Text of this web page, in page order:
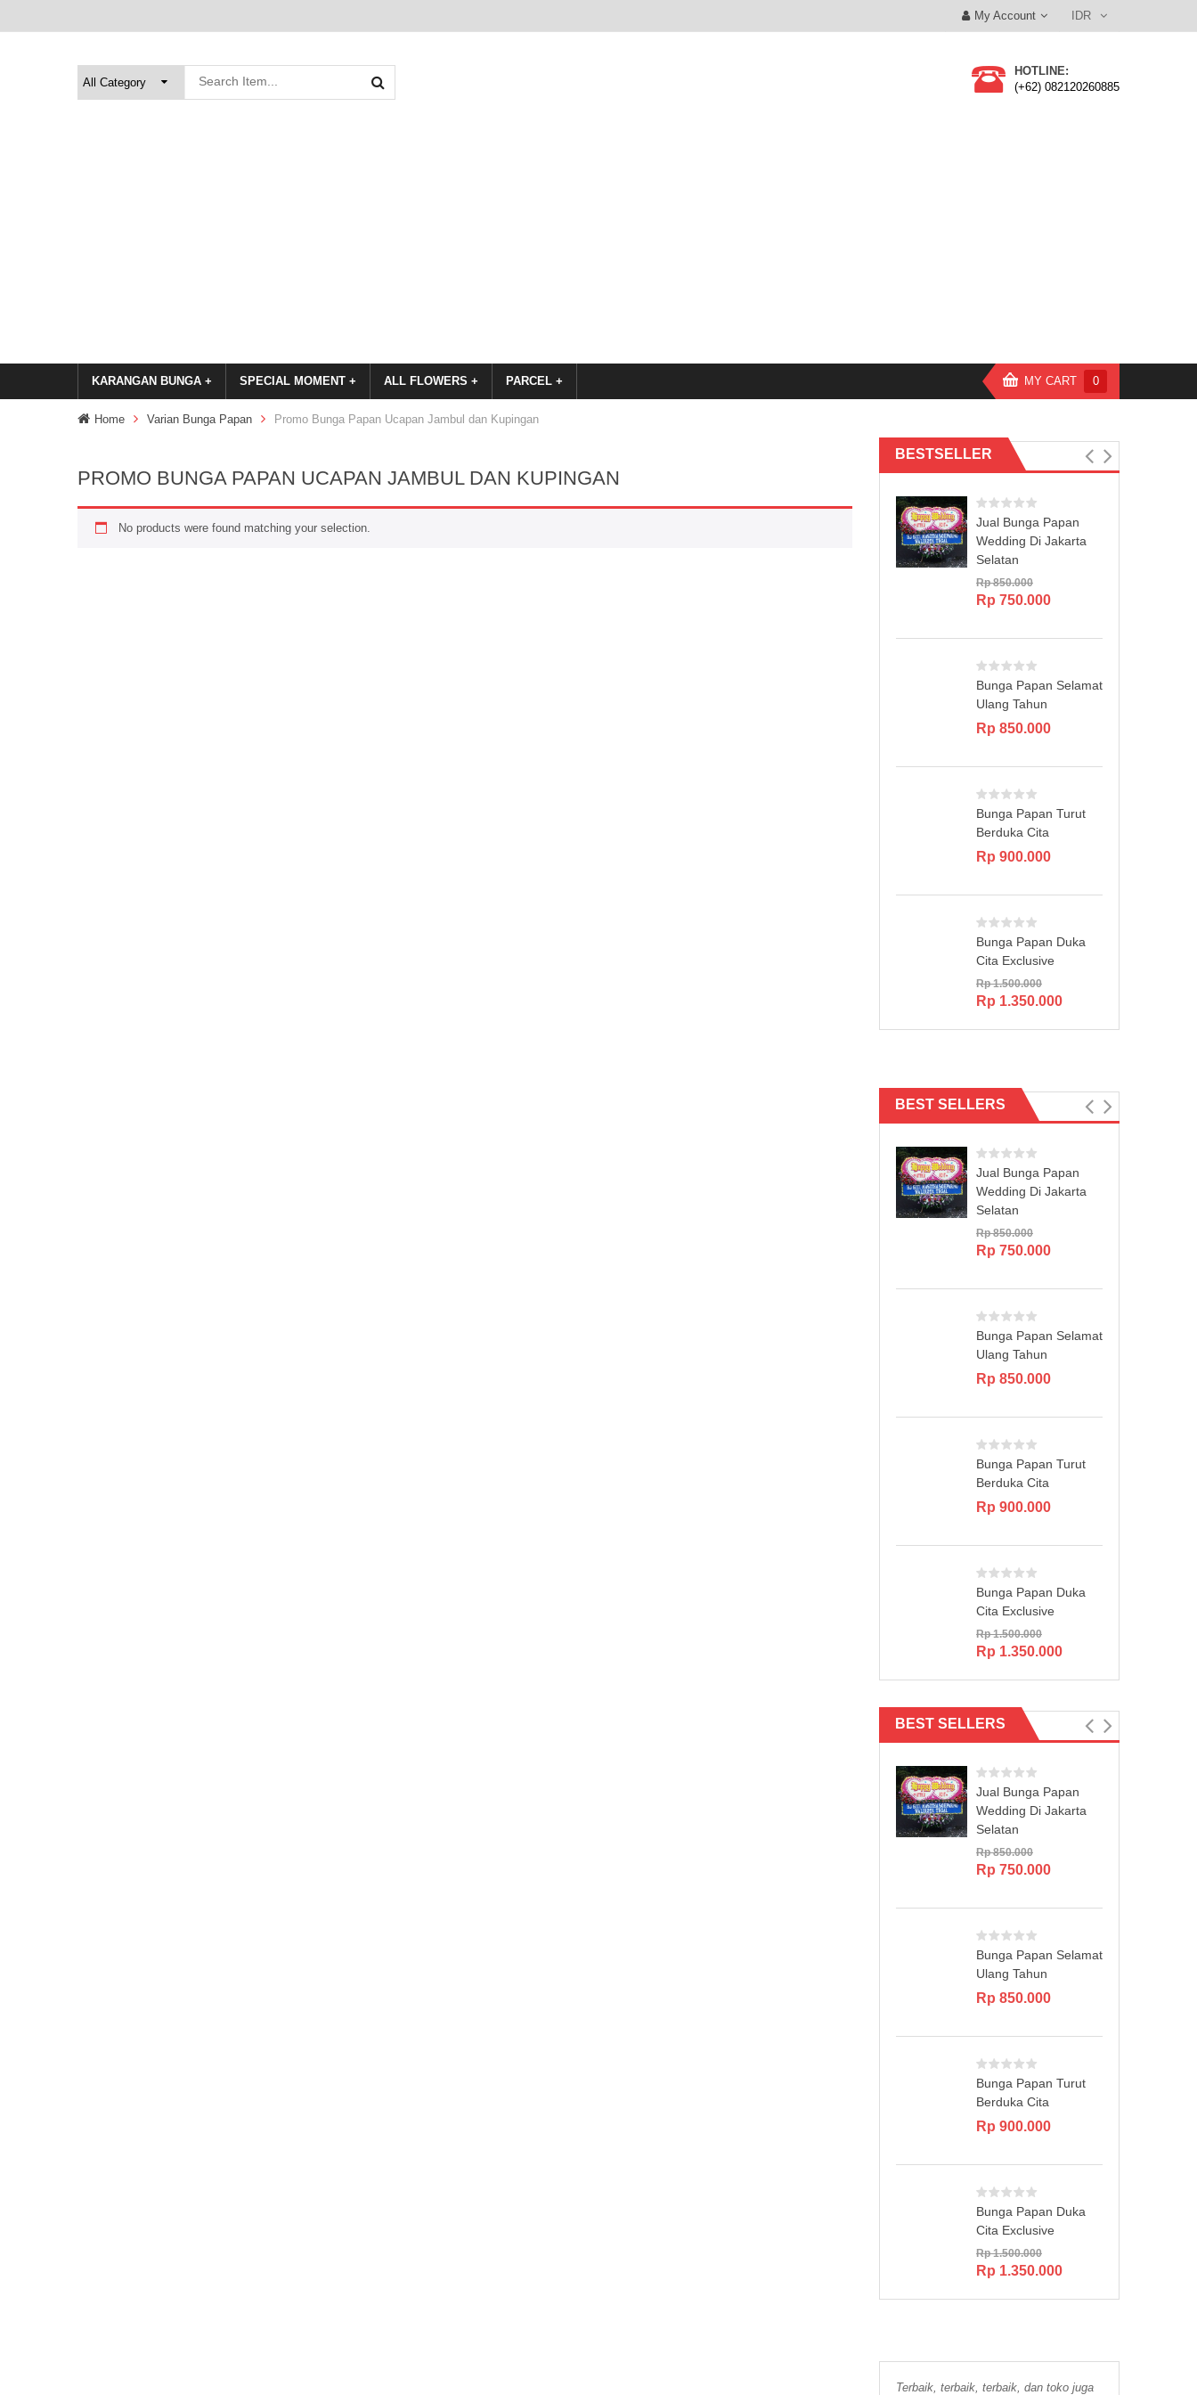
IDR
My Account
HOTLINE:
(+62) 082120260885
KARANGAN BUNGA + SPECIAL MOMENT + ALL FLOWERS + PARCEL + MY CART 0
Home Varian Bunga Papan Promo Bunga Papan Ucapan Jambul dan Kupingan
PROMO BUNGA PAPAN UCAPAN JAMBUL DAN KUPINGAN
No products were found matching your selection.
BESTSELLER
Jual Bunga Papan
Wedding Di Jakarta
Selatan
Rp850.000
Original
Rp 750.000Current
Bunga Papan Selamat
Ulang Tahun
Rp 850.000
Bunga Papan Turut
Berduka Cita
Rp 900.000
Bunga Papan Duka
Cita Exclusive
Rp1.500.000
Original
was:
Rp 1.350.000Current
is:
BEST SELLERS
Jual Bunga Papan
Wedding Di Jakarta
Selatan
Rp850.000
Original
Rp 750.000Current
Bunga Papan Selamat
Ulang Tahun
Rp 850.000
Bunga Papan Turut
Berduka Cita
Rp 900.000
Bunga Papan Duka
Cita Exclusive
Rp1.500.000
Original
was:
Rp 1.350.000Current
is:
BEST SELLERS
Jual Bunga Papan
Wedding Di Jakarta
Selatan
Rp850.000
Original
Rp 750.000Current
Bunga Papan Selamat
Ulang Tahun
Rp 850.000
Bunga Papan Turut
Berduka Cita
Rp 900.000
Bunga Papan Duka
Cita Exclusive
Rp1.500.000
Original
was:
Rp 1.350.000Current
is:
Terbaik, terbaik, terbaik, dan toko juga